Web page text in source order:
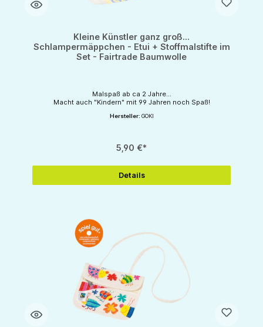
Kleine Künstler ganz groß...
Schlampermäppchen - Etui + Stoffmalstifte im
Set - Fairtrade Baumwolle
Malspaß ab ca 2 Jahre...
Macht auch "Kindern" mit 99 Jahren noch Spaß!
Hersteller: GOKI
5,90 €*
Details